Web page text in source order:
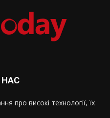
НАС
про високі технології, їх